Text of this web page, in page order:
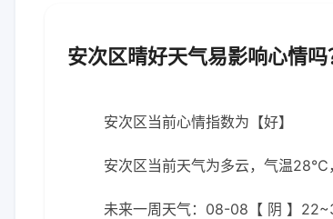
安次区晴好天气易影响心情
安次区当前心情指数为【好】
安次区当前天气为多云，气温28℃
未来一周天气：08-08【 阴 】